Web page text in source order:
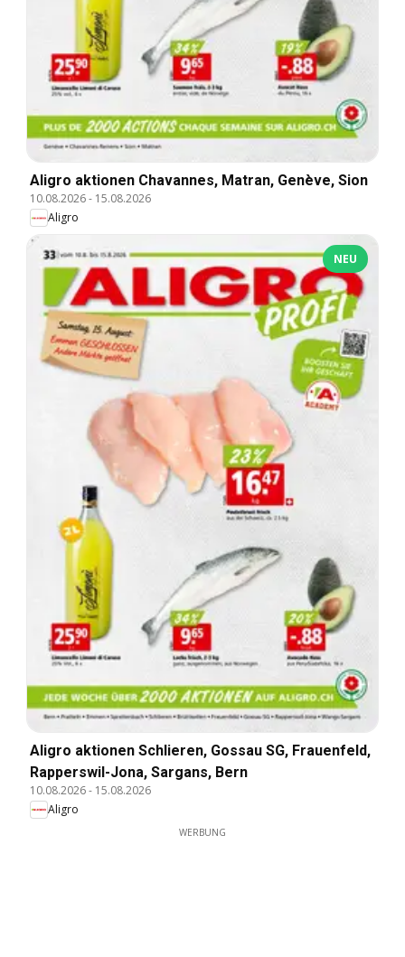
Aligro aktionen Chavannes, Matran, Genève, Sion
10.08.2026- 15.08.2026
Aligro
NEU
Aligro aktionen Schlieren, Gossau SG, Frauenfeld,
Rapperswil-Jona, Sargans, Bern
10.08.2026- 15.08.2026
Aligro
WERBUNG